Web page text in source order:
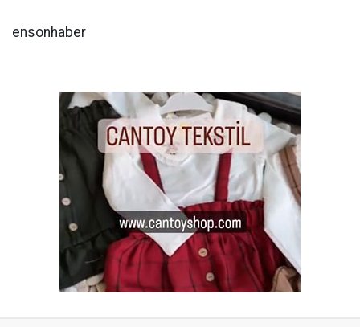
ensonhaber